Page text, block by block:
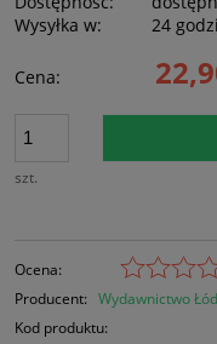
Wysyłka w:
24
Cena:
szt.
Ocena:
Producent: Wydawnictwo
Kod produktu: